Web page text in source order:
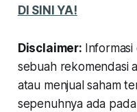
DI SINI YA!
Disclaimer:
sebuah rekomendasi
atau menjual saham
sepenuhnya ada